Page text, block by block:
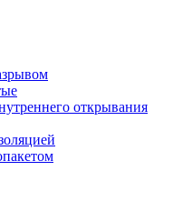
открывания